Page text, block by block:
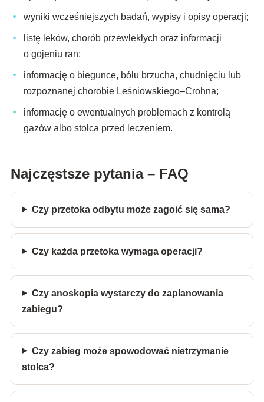
wyniki wcześniejszych badań, wypisy i opisy operacji;
listę leków, chorób przewlekłych oraz informacji
o gojeniu ran;
informację o biegunce, bólu brzucha, chudnięciu lub
rozpoznanej chorobie Leśniowskiego–Crohna;
informację o ewentualnych problemach z kontrolą
gazów albo stolca przed leczeniem.
Najczęstsze pytania – FAQ
Czy przetoka odbytu może zagoić się sama?
Czy każda przetoka wymaga operacji?
Czy anoskopia wystarczy do zaplanowania
zabiegu?
Czy zabieg może spowodować nietrzymanie
stolca?